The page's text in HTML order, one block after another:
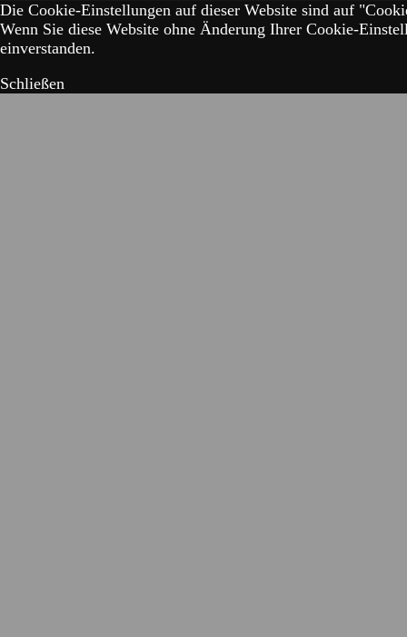
Die Cookie-Einstellungen auf dieser Website sind auf
Wenn Sie diese Website ohne Änderung Ihrer Cookie-
einverstanden.
Schließen